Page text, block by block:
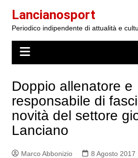
contenuto
Lancianosport
Periodico indipendente di attualità e
Doppio allenatore e
responsabile di
novità del settore
Lanciano
Marco Abbonizio 8 Agosto 2017